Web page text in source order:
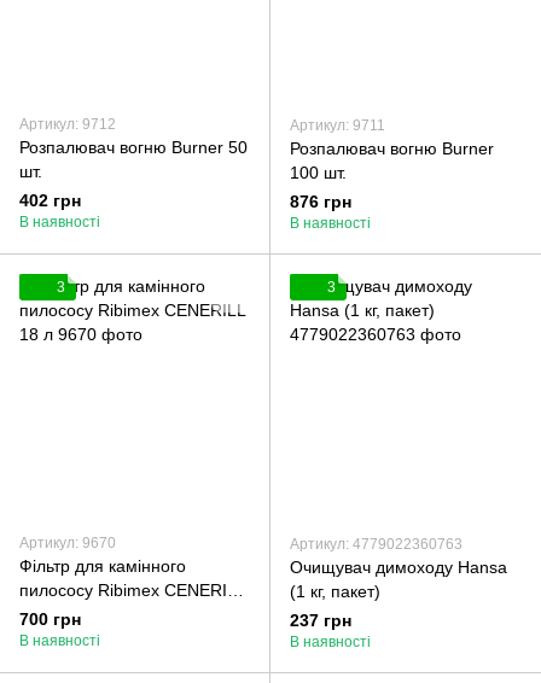
Артикул: 9712
Розпалювач вогню Burner 50
шт.
402 грн
В наявності
Артикул: 9711
Розпалювач вогню Burner
100 шт.
876 грн
В наявності
3
Артикул: 9670
Фільтр для камінного
пилососу Ribimex CENERILL
18 л
700 грн
В наявності
3
Артикул: 4779022360763
Очищувач димоходу Hansa
(1 кг, пакет)
237 грн
В наявності